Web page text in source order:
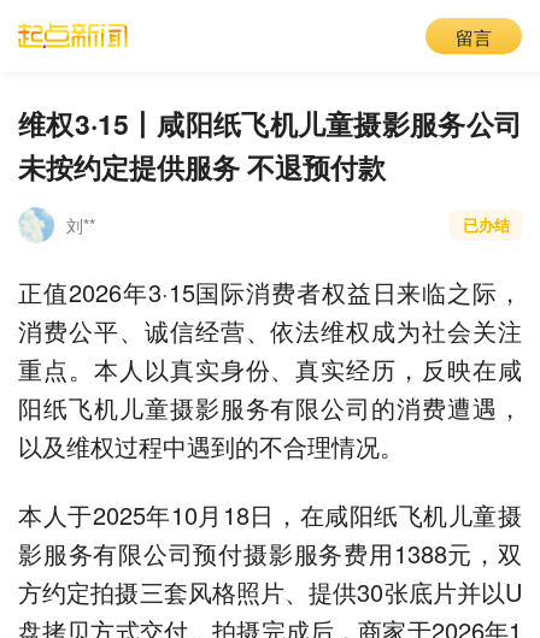
留言
维权3·15丨咸阳纸飞机儿童摄影服务公司
未按约定提供服务 不退预付款
刘** 已办结
正值2026年3·15国际消费者权益日来临之际，
消费公平、诚信经营、依法维权成为社会关注
重点。本人以真实身份、真实经历，反映在咸
阳纸飞机儿童摄影服务有限公司的消费遭遇，
以及维权过程中遇到的不合理情况。
本人于2025年10月18日，在咸阳纸飞机儿童摄
影服务有限公司预付摄影服务费用1388元，双
方约定拍摄三套风格照片、提供30张底片并以U
盘拷贝方式交付。拍摄完成后，商家于2026年1